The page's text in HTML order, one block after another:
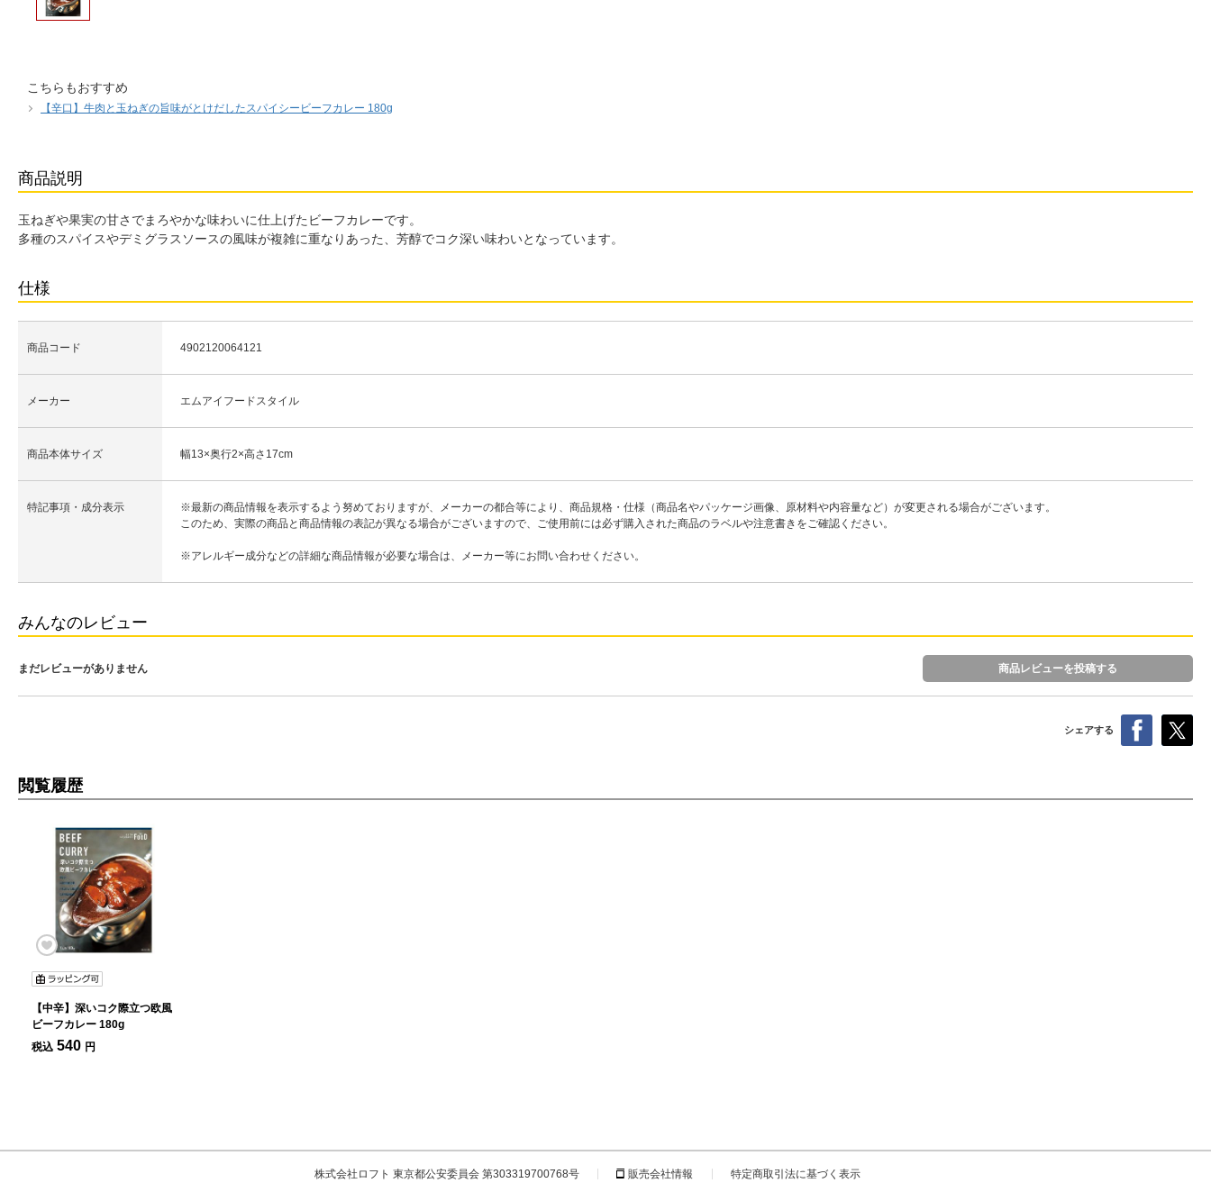
こちらもおすすめ
【辛口】牛肉と玉ねぎの旨味がとけだしたスパイシービーフカレー 180g
商品説明
玉ねぎや果実の甘さでまろやかな味わいに仕上げたビーフカレーです。
多種のスパイスやデミグラスソースの風味が複雑に重なりあった、芳醇でコク深い味わいとなっています。
仕様
商品コード 4902120064121
メーカー エムアイフードスタイル
商品本体サイズ 幅13×奥行2×高さ17cm
特記事項・成分表示
※最新の商品情報を表示するよう努めておりますが、メーカーの都合等により、商品規格・仕様（商品名やパッケージ画像、原材料や内容量など）が変更される場合がございます。
このため、実際の商品と商品情報の表記が異なる場合がございますので、ご使用前には必ず購入された商品のラベルや注意書きをご確認ください。
※アレルギー成分などの詳細な商品情報が必要な場合は、メーカー等にお問い合わせください。
みんなのレビュー
まだレビューがありません 商品レビューを投稿する
シェアする
閲覧履歴
【中辛】深いコク際立つ欧風
ビーフカレー 180g
税込 540 円
株式会社ロフト 東京都公安委員会 第303319700768号 販売会社情報 特定商取引法に基づく表示